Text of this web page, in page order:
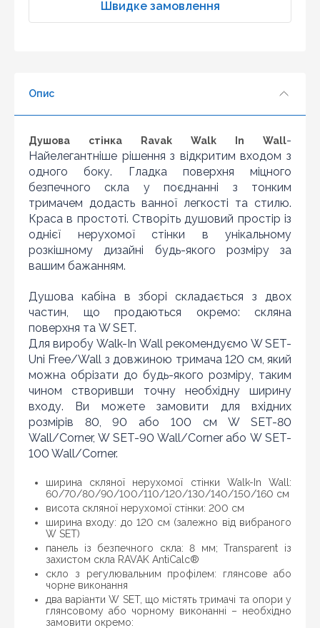
3
7
8
9
10
Швидке замовлення
Опис
Душова стінка Ravak Walk In Wall-
Найелегантніше рішення з відкритим входом з
одного боку. Гладка поверхня міцного
безпечного скла у поєднанні з тонким
тримачем додасть ванної легкості та стилю.
Краса в простоті. Створіть душовий простір із
однієї нерухомої стінки в унікальному
розкішному дизайні будь-якого розміру за
вашим бажанням.
Душова кабіна в зборі складається з двох
частин, що продаються окремо: скляна
поверхня та W SET.
Для виробу Walk-In Wall рекомендуємо W SET-
Uni Free/Wall з довжиною тримача 120 см, який
можна обрізати до будь-якого розміру, таким
чином створивши точну необхідну ширину
входу. Ви можете замовити для вхідних
розмірів 80, 90 або 100 см W SET-80
Wall/Corner, W SET-90 Wall/Corner або W SET-
100 Wall/Corner.
ширина скляної нерухомої стінки Walk-In Wall:
60/70/80/90/100/110/120/130/140/150/160 см
висота скляної нерухомої стінки: 200 см
ширина входу: до 120 см (залежно від вибраного
W SET)
панель із безпечного скла: 8 мм; Transparent із
захистом скла RAVAK AntiCalc®
скло з регулювальним профілем: глянсове або
чорне виконання
два варіанти W SET, що містять тримачі та опори у
глянсовому або чорному виконанні – необхідно
замовити окремо:
Знайшли дешевше?
Шановні клієнти нашого магазину! Якщо ви блукаючи